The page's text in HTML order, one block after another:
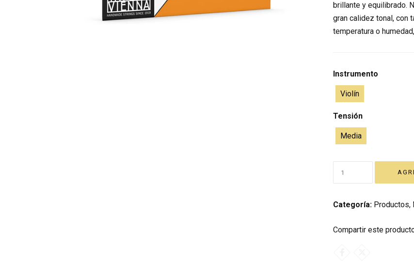
brillante y equilibrado.
gran calidez tonal, con
temperatura o
Instrumento
Violín
Tensión
Media
Categoría: Productos,
Compartir este